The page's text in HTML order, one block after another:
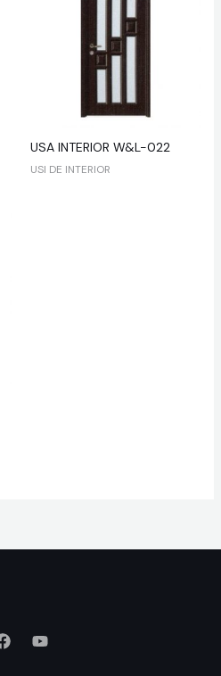
USA INTERIOR W&L-022
USI DE INTERIOR